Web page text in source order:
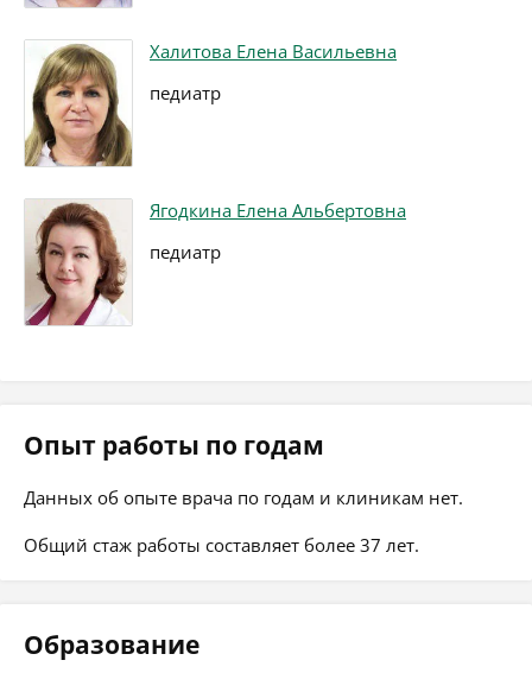
Халитова Елена Васильевна
педиатр
Ягодкина Елена Альбертовна
педиатр
Опыт работы по годам
Данных об опыте врача по годам и клиникам нет.
Общий стаж работы составляет более 37 лет.
Образование